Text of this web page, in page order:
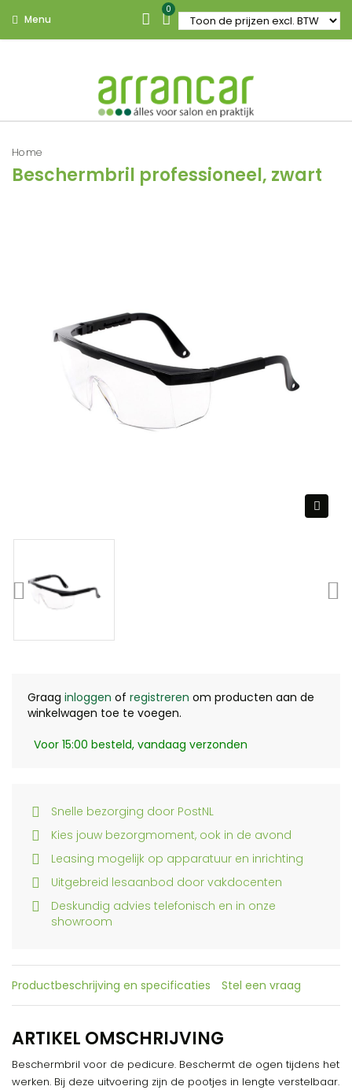
Menu
0
Home
Beschermbril professioneel, zwart
Graag inloggen of registreren om producten aan de
winkelwagen toe te voegen.
Voor 15:00 besteld, vandaag verzonden
Snelle bezorging door PostNL
Kies jouw bezorgmoment, ook in de avond
Leasing mogelijk op apparatuur en inrichting
Uitgebreid lesaanbod door vakdocenten
Deskundig advies telefonisch en in onze
showroom
Productbeschrijving en specificaties Stel een vraag
ARTIKEL OMSCHRIJVING
Beschermbril voor de pedicure. Beschermt de ogen tijdens het
werken. Bij deze uitvoering zijn de pootjes in lengte verstelbaar.